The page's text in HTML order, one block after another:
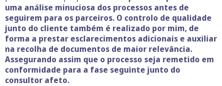
uma análise minuciosa dos processos antes de
seguirem para os parceiros. O controlo de qualidade
junto do cliente também é realizado por mim, de
forma a prestar esclarecimentos adicionais e auxiliar
na recolha de documentos de maior relevância.
Assegurando assim que o processo seja remetido em
conformidade para a fase seguinte junto do
consultor afeto.